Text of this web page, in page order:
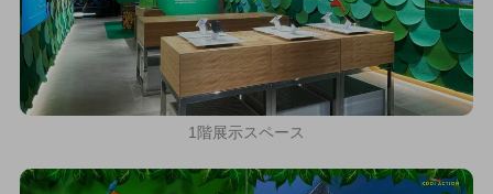
1階展示スペース